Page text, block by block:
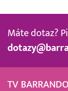
Máte dotaz?
TV